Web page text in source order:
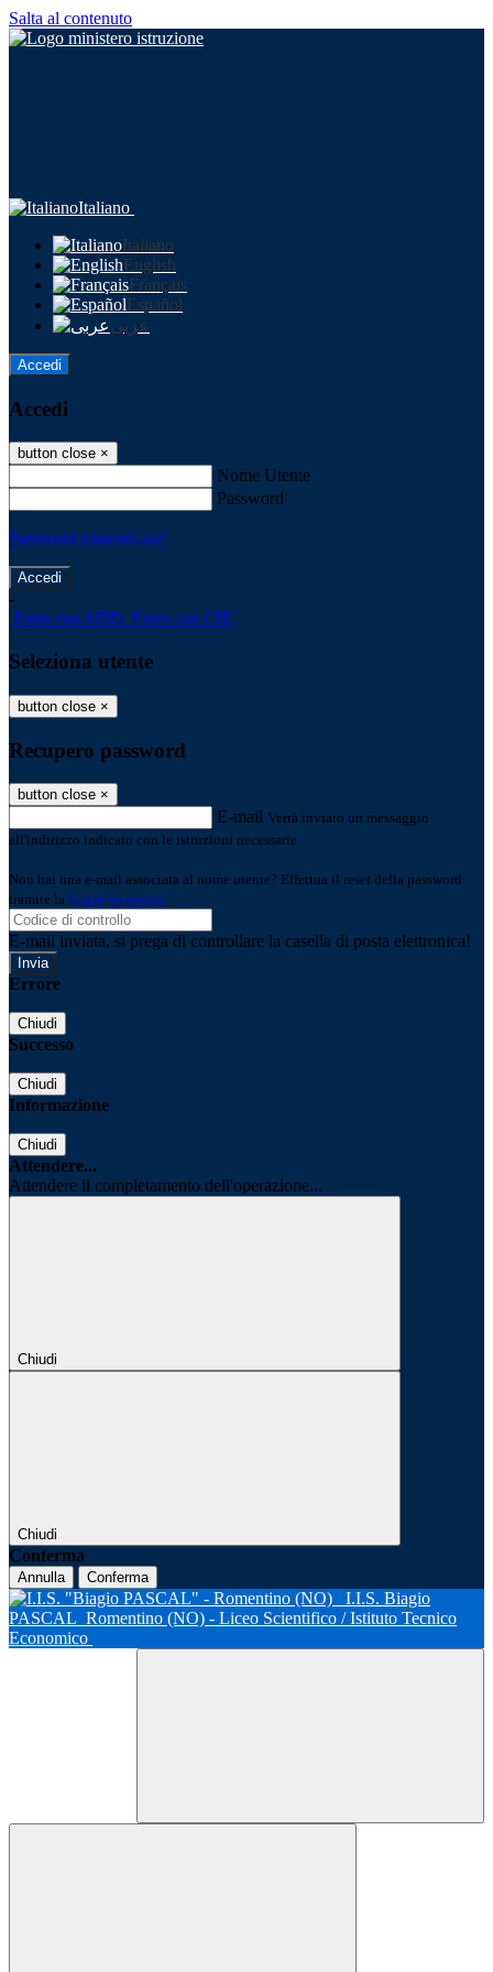
Salta al contenuto
Italiano
Italiano
English
Français
Español
عربى
Accedi
Accedi
button close ×
Nome Utente
Password
Password dimenticata?
-
Entra con SPID Entra con CIE
Seleziona utente
button close ×
Recupero password
button close ×
E-mail Verrà inviato un messaggio
all'indirizzo indicato con le istruzioni necessarie.
Non hai una e-mail associata al nome utente? Effettua il reset della password
tramite la Login Spaggiari
E-mail inviata, si prega di controllare la casella di posta elettronica!
Errore
Chiudi
Successo
Chiudi
Informazione
Chiudi
Attendere...
Attendere il completamento dell'operazione...
Chiudi
Chiudi
Conferma
Annulla Conferma
I.I.S. Biagio
PASCAL Romentino (NO) - Liceo Scientifico / Istituto Tecnico
Economico